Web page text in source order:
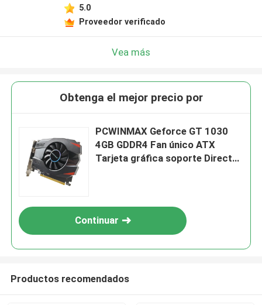
5.0
Proveedor verificado
Vea más
Obtenga el mejor precio por
PCWINMAX Geforce GT 1030
4GB GDDR4 Fan único ATX
Tarjeta gráfica soporte DirectX
Continuar
Productos recomendados